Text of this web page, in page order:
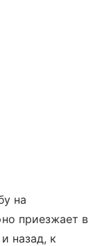
на
приезжает в
назад, к